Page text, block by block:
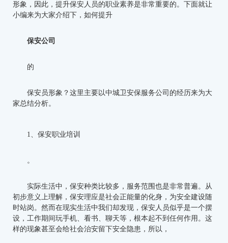
形象，因此，提升保安人员的职业素养是非常重要的。下面就让
小编来为大家介绍下，如何提升
保安公司
的
保安员形象？这里主要以中城卫安保服务公司的经历来为大
家总结分析。
1、保安职业培训
。
实际生活中，保安种类比较多，服务范围也是非常普遍。从
初步意义上理解，保安理应是社会正能量的化身，为安全建设随
时站岗。然而在现实生活中我们却发现，保安人员似乎是一个摆
设，工作期间玩手机、看书、聊天等，根本起不到任何作用。这
样的现象甚至会给社会治安留下安全隐患，所以，